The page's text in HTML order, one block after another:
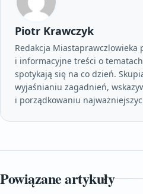
Piotr Krawczyk
Redakcja
i informacyjne treści o
spotykają się na co dzień.
wyjaśnianiu zagadnień,
i porządkowaniu
Powiązane artykuły